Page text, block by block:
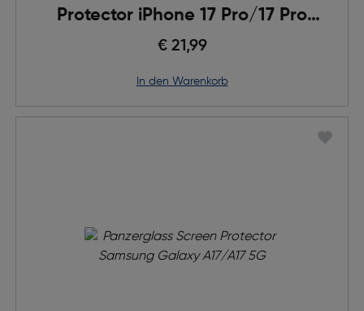
Protector iPhone 17 Pro/17 Pro
Max
€ 21,99
in den Warenkorb